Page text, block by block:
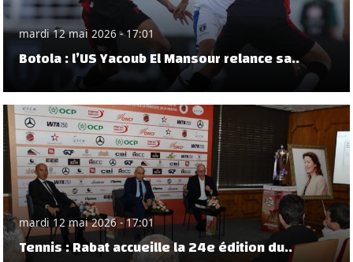
mardi 12 mai 2026 - 17:01
Botola : l’US Yacoub El Mansour relance sa..
mardi 12 mai 2026 - 17:01
Tennis : Rabat accueille la 24e édition du..